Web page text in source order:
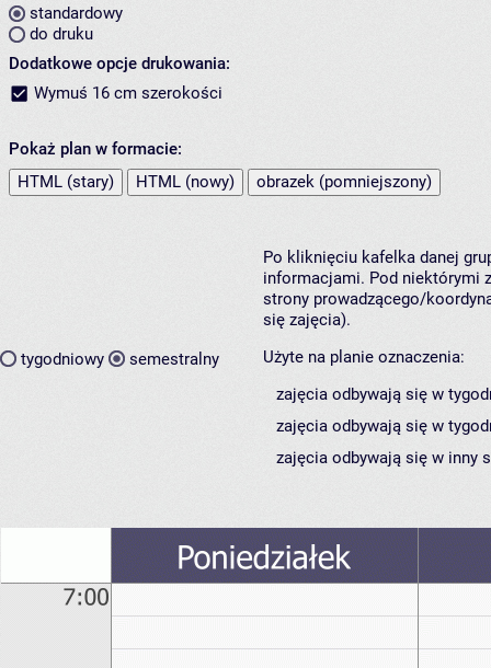
standardowy
do druku
Dodatkowe opcje drukowania:
Wymuś 16 cm szerokości
Pokaż plan w formacie:
HTML (stary)
HTML (nowy) obrazek (pomniejszony)
tygodniowy semestralny
Po kliknięciu kafelka danej
informacjami. Pod niektórymi
strony prowadzącego/
się zajęcia).
Użyte na planie oznaczenia:
zajęcia odbywają się w
zajęcia odbywają się w
zajęcia odbywają się w inny